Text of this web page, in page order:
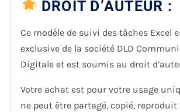
DROIT D’AUTEUR :
Ce modèle de suivi des tâches Excel
exclusive de la société DLD
Digitale et est soumis au droit
Votre achat est pour votre usage
ne peut être partagé, copié,